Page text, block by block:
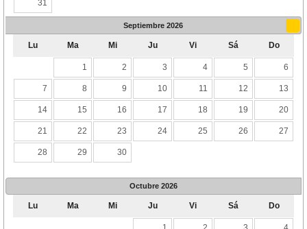
31
Septiembre 2026
Lu Ma Mi Ju Vi Sá Do
1 2 3 4 5 6
7 8 9 10 11 12 13
14 15 16 17 18 19 20
21 22 23 24 25 26 27
28 29 30
Octubre 2026
Lu Ma Mi Ju Vi Sá Do